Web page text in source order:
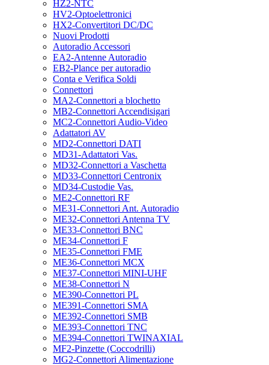
HZ2-NTC
HV2-Optoelettronici
HX2-Convertitori DC/DC
Nuovi Prodotti
Autoradio Accessori
EA2-Antenne Autoradio
EB2-Plance per autoradio
Conta e Verifica Soldi
Connettori
MA2-Connettori a blochetto
MB2-Connettori Accendisigari
MC2-Connettori Audio-Video
Adattatori AV
MD2-Connettori DATI
MD31-Adattatori Vas.
MD32-Connettori a Vaschetta
MD33-Connettori Centronix
MD34-Custodie Vas.
ME2-Connettori RF
ME31-Connettori Ant. Autoradio
ME32-Connettori Antenna TV
ME33-Connettori BNC
ME34-Connettori F
ME35-Connettori FME
ME36-Connettori MCX
ME37-Connettori MINI-UHF
ME38-Connettori N
ME390-Connettori PL
ME391-Connettori SMA
ME392-Connettori SMB
ME393-Connettori TNC
ME394-Connettori TWINAXIAL
MF2-Pinzette (Coccodrilli)
MG2-Connettori Alimentazione